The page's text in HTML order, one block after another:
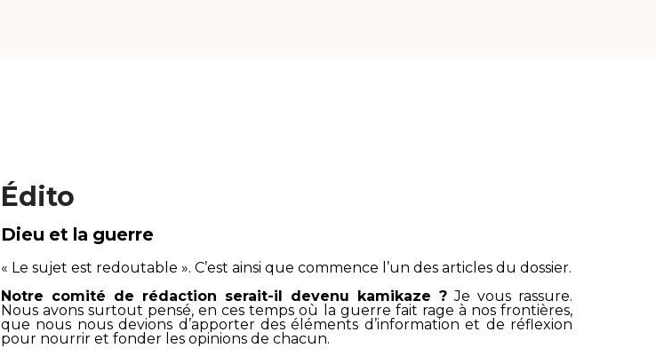
Édito
Dieu et la guerre
« Le sujet est redoutable ». C’est ainsi que commence l’un des articles du dossier.
Notre comité de rédaction serait-il devenu kamikaze ?Je vous rassure.
Nous avons surtout pensé, en ces temps où la guerre fait rage à nos frontières,
que nous nous devions d’apporter des éléments d’information et de réflexion
pour nourrir et fonder les opinions de chacun.